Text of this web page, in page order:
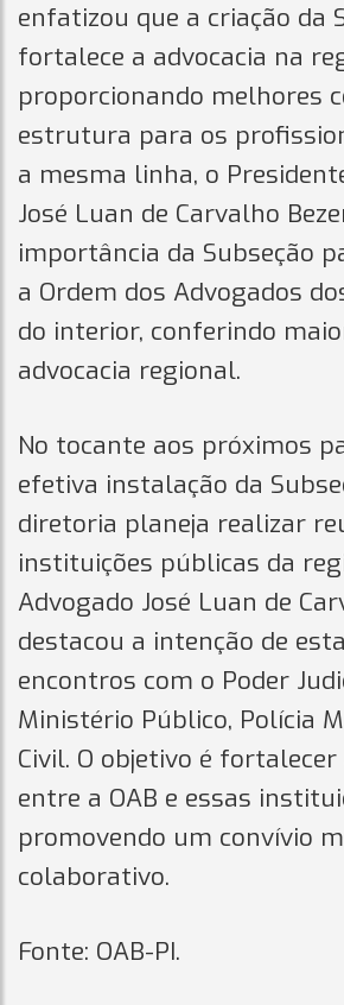
enfatizou que a criação da
fortalece a advocacia na
proporcionando melhores
estrutura para os
a mesma linha, o
José Luan de Carvalho
importância da Subseção
a Ordem dos Advogados
do interior, conferindo
advocacia regional.
No tocante aos próximos
efetiva instalação da
diretoria planeja realizar
instituições públicas da
Advogado José Luan de
destacou a intenção de
encontros com o Poder
Ministério Público, Polícia
Civil. O objetivo é
entre a OAB e essas
promovendo um convívio
colaborativo.
Fonte: OAB-PI.